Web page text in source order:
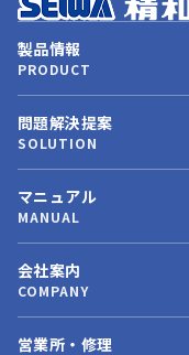
製品情報
PRODUCT
問題解決提案
SOLUTION
マニュアル
MANUAL
会社案内
COMPANY
営業所・修理